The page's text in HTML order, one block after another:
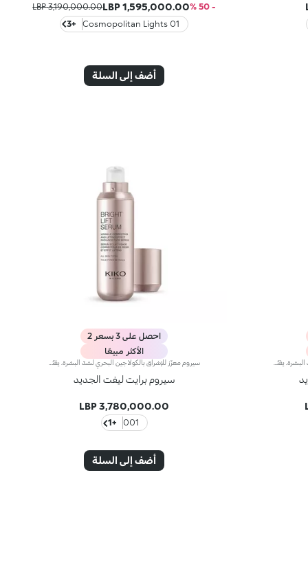
- 50 %
1,595,000.00 LBP
3,190,000.00 LBP
01 Cosmopolitan Lights
+3
أضف إلى السلة
سيروم معزّز للإشراق بالكولاجين البحري لشدّ البشرة. يفتّح لون البشرة ويقلّص مظهر التجاعيد وعلامات التعب*، كما ينعّم ملامح الوجه. ويحتوي على مكوّنات نشطة تحمي البشرة من الإجهاد التأكسدي وتمنحها توهّجاً صحياً.كذلك، ينطوي على بوليمرات حيويّة مميزة تنعّم البشرة. ويحتوي أيضاً على الكولاجين البحري وتكنولوجيا ActiGlow التجميلية الثورية التي تعزّز جمال البشرة والمكياج على حدٍّ سواء.ويمتاز بتركيبة حريرية متقزّحة قليلاً وسريعة الامتصاص. فتحصلين على بشرة مرطّبة ومشرقة، ومغلّفة برائحة أزهار الكاميليا والورد الناعمة. ويأتي مزوّداً برأس ضخّ عملي يطلق الكمية المنشودة من المنتج.منتج مثالي لكافة أنواع البشرة.منتج مُختبر من قبل أطباء الجلد.لا يؤدّي إلى ظهور الرؤوس السوداء.*نتائج الاختبارات السريريّة والأساسية الدلالية التي أجريت على 20 امرأة استخدمنَ سيروم Bright Lift على مدى 28 يوماً
احصل على 3 بسعر 2
الأكثر مبيعًا
سيروم برايت ليفت الجديد
3,780,000.00 LBP
001
+1
أضف إلى السلة